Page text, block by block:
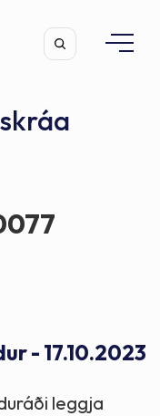
- 17.10.2023
leggja